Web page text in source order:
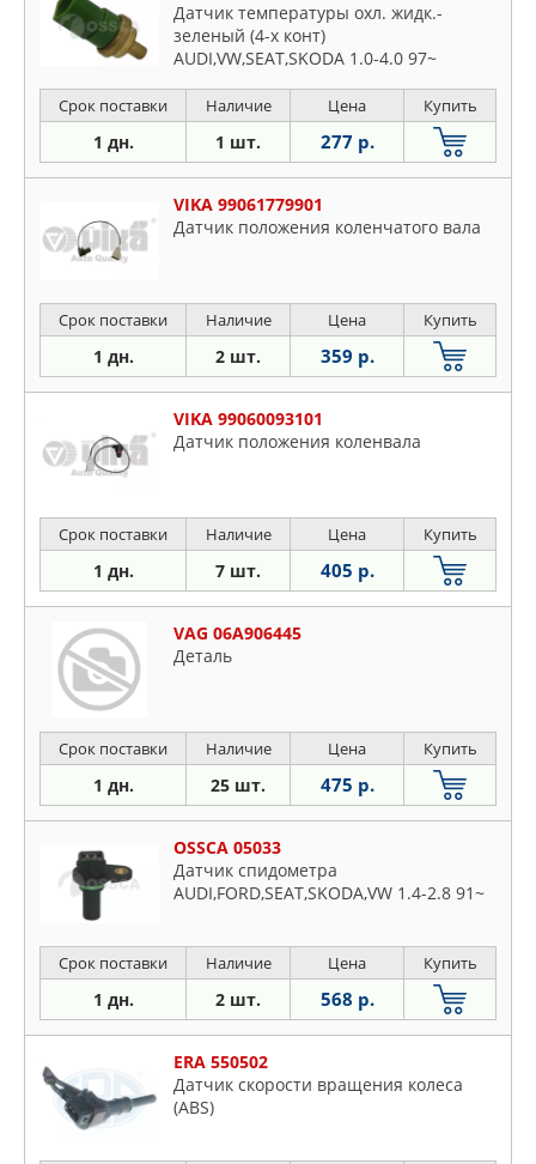
Датчик температуры охл. жидк.-
зеленый (4-х конт)
AUDI,VW,SEAT,SKODA 1.0-4.0 97~
Срок поставки Наличие Цена Купить
1 дн. 1 шт. 277 р.
VIKA 99061779901
Датчик положения коленчатого вала
Срок поставки Наличие Цена Купить
1 дн. 2 шт. 359 р.
VIKA 99060093101
Датчик положения коленвала
Срок поставки Наличие Цена Купить
1 дн. 7 шт. 405 р.
VAG 06A906445
Деталь
Срок поставки Наличие Цена Купить
1 дн. 25 шт. 475 р.
OSSCA 05033
Датчик спидометра
AUDI,FORD,SEAT,SKODA,VW 1.4-2.8 91~
Срок поставки Наличие Цена Купить
1 дн. 2 шт. 568 р.
ERA 550502
Датчик скорости вращения колеса
(ABS)